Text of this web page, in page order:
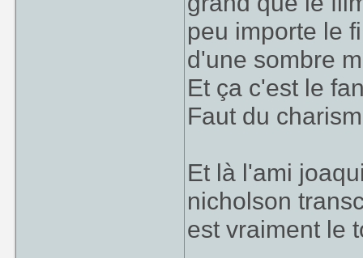
peu importe le
d'une sombre
Et ça c'est le
Faut du
Et là l'ami
nicholson
est vraiment le